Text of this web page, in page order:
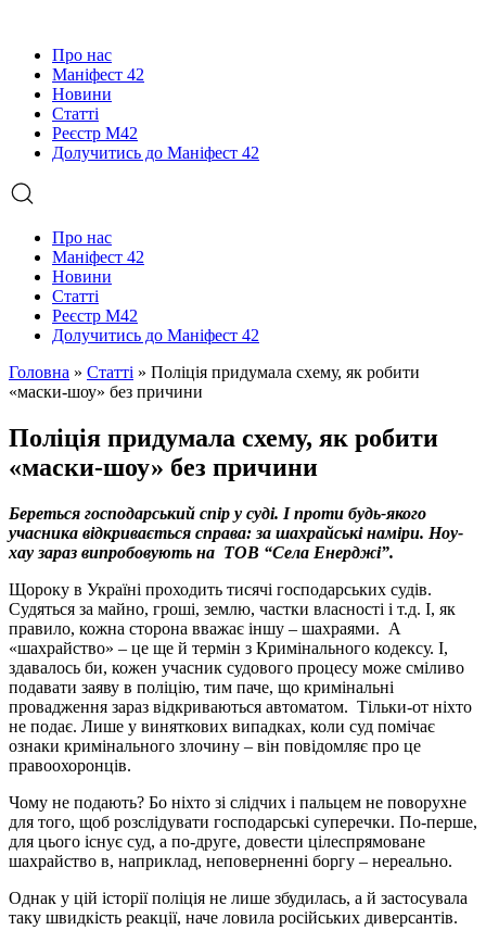
Про нас
Маніфест 42
Новини
Статті
Реєстр М42
Долучитись до Маніфест 42
Про нас
Маніфест 42
Новини
Статті
Реєстр М42
Долучитись до Маніфест 42
Головна » Статті » Поліція придумала схему, як робити
«маски-шоу» без причини
Поліція придумала схему, як робити
«маски-шоу» без причини
Береться господарський спір у суді. І проти будь-якого
учасника відкривається справа: за шахрайські наміри. Ноу-
хау зараз випробовують на ТОВ “Села Енерджі”.
Щороку в Україні проходить тисячі господарських судів.
Судяться за майно, гроші, землю, частки власності і т.д. І, як
правило, кожна сторона вважає іншу – шахраями. А
«шахрайство» – це ще й термін з Кримінального кодексу. І,
здавалось би, кожен учасник судового процесу може сміливо
подавати заяву в поліцію, тим паче, що кримінальні
провадження зараз відкриваються автоматом. Тільки-от ніхто
не подає. Лише у виняткових випадках, коли суд помічає
ознаки кримінального злочину – він повідомляє про це
правоохоронців.
Чому не подають? Бо ніхто зі слідчих і пальцем не поворухне
для того, щоб розслідувати господарські суперечки. По-перше,
для цього існує суд, а по-друге, довести цілеспрямоване
шахрайство в, наприклад, неповерненні боргу – нереально.
Однак у цій історії поліція не лише збудилась, а й застосувала
таку швидкість реакції, наче ловила російських диверсантів.